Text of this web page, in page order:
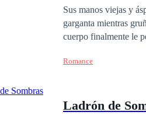
Sus manos viejas y
garganta mientras
cuerpo finalmente le
penetrarlas
sacerdotes arrastran a
Romance
Ladrón de